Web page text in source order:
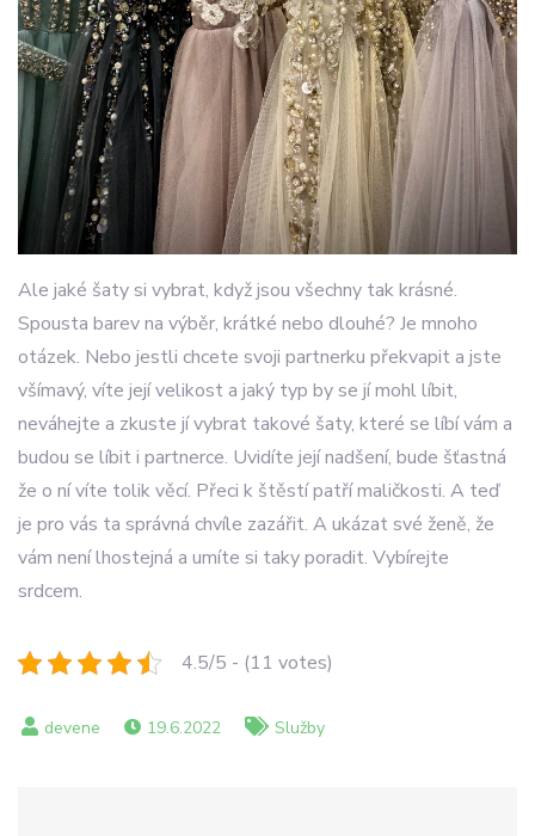
Ale jaké šaty si vybrat, když jsou všechny tak krásné.
Spousta barev na výběr, krátké nebo dlouhé? Je mnoho
otázek. Nebo jestli chcete svoji partnerku překvapit a jste
všímavý, víte její velikost a jaký typ by se jí mohl líbit,
neváhejte a zkuste jí vybrat takové šaty, které se líbí vám a
budou se líbit i partnerce. Uvidíte její nadšení, bude šťastná
že o ní víte tolik věcí. Přeci k štěstí patří maličkosti. A teď
je pro vás ta správná chvíle zazářit. A ukázat své ženě, že
vám není lhostejná a umíte si taky poradit. Vybírejte
srdcem.
4.5/5 - (11 votes)
19.6.2022 Služby